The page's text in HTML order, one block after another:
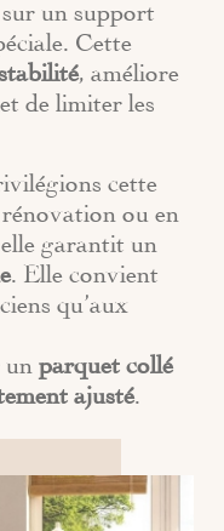
sur un support
Cette
, améliore
de limiter les
cette
rénovation ou en
garantit un
. Elle convient
qu’aux
un parquet collé
ajusté